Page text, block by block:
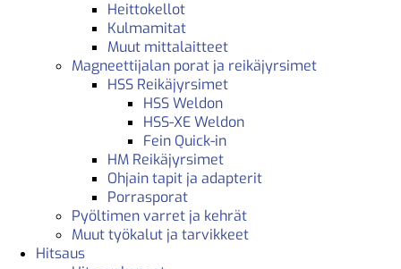
Heittokellot
Kulmamitat
Muut mittalaitteet
Magneettijalan porat ja reikäjyrsimet
HSS Reikäjyrsimet
HSS Weldon
HSS-XE Weldon
Fein Quick-in
HM Reikäjyrsimet
Ohjain tapit ja adapterit
Porrasporat
Pyöltimen varret ja kehrät
Muut työkalut ja tarvikkeet
Hitsaus